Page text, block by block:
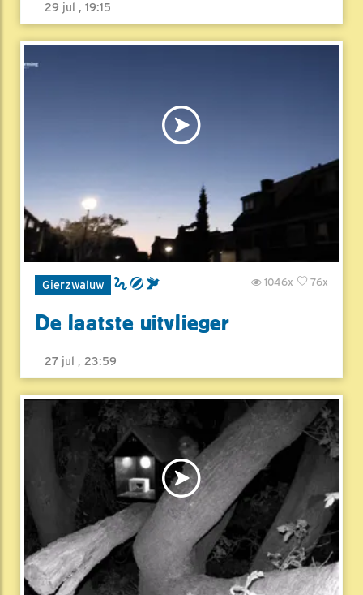
29 jul , 19:15
Gierzwaluw 76x
1046x
De laatste uitvlieger
27 jul , 23:59